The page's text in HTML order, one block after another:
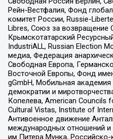
Рейн-Вестфалия, Фонд
комитет России, Russie-
Libres, Союз за возвращение
Крымскотатарский
IndustriALL, Russian Election
медиа, Федерация
Свободная Европа,
Восточной Европы, Фонд
gGmbH, Мобильная
демократии и
Копелева, American Councils
Cultural Vistas, Institute of
Антивоенное движение
международных отношений и
им Питера Мунка,